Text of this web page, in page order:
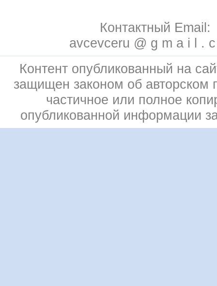
Контактный Email:
avcevceru @ g m a i l .
Контент опубликованный на
защищен законом об авторском
частичное или полное
опубликованной информации